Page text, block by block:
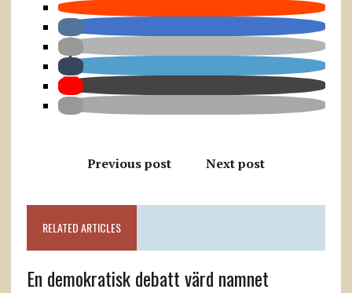
Previous post Next post
RELATED ARTICLES
En demokratisk debatt värd namnet